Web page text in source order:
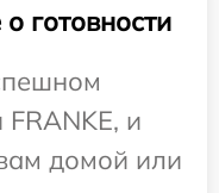
готовности
и
домой или